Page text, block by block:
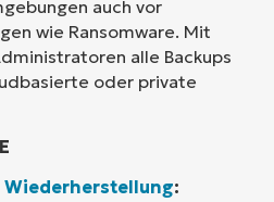
auch vor
wie Ransomware. Mit
alle Backups
oder private
Wiederherstellung: